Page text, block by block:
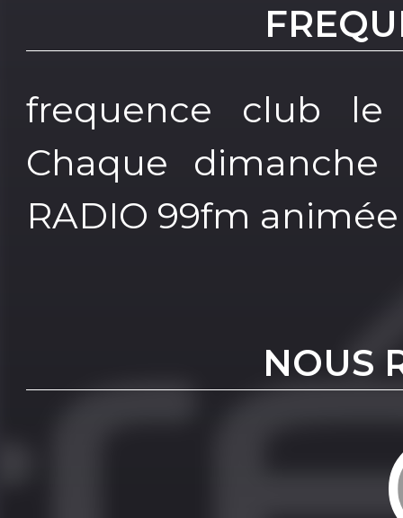
frequence club
Chaque
RADIO 99fm
NOUS